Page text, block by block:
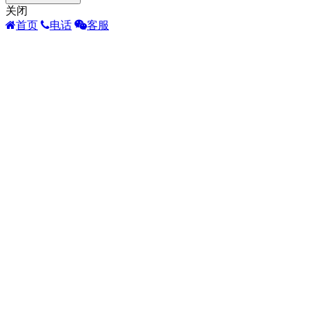
关闭
首页
电话 客服